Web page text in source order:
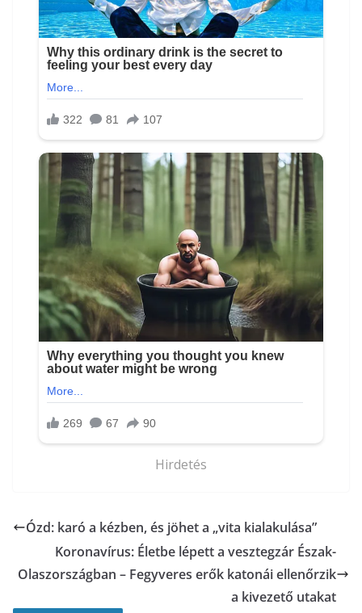
Hirdetés
Ózd: karó a kézben, és jöhet a „vita kialakulása”
Koronavírus: Életbe lépett a vesztegzár Észak-
Olaszországban – Fegyveres erők katonái ellenőrzik
a kivezető utakat